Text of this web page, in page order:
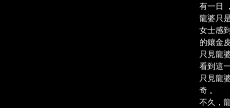
有一日
龍婆只
女士感
的鑲金
只見龍
看到這
只見龍
奇 。
不久，